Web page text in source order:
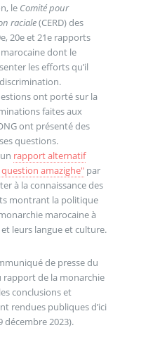
le Comité pour
raciale(CERD) des
20e et 21e rapports
dont le
les efforts qu’il
ont porté sur la
faites aux
ont présenté des
questions.
rapport alternatif
amazighe"par
à la connaissance des
montrant la politique
marocaine à
leurs langue et culture.
de presse du
rapport de la monarchie
conclusions et
rendues publiques d’ici
décembre 2023).